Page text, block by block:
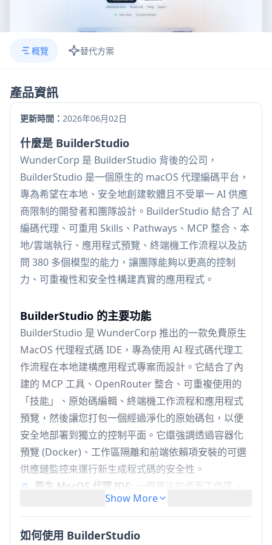
概覽 替代方案
產品資訊
更新時間： 2026年06月02日
什麼是 BuilderStudio
WunderCorp 是 BuilderStudio 背後的公司，
BuilderStudio 是一個原生的 macOS 代理編碼平台，
專為希望在本地、安全地創建軟體且不受單一 AI 供應
商限制的開發者和團隊設計。BuilderStudio 結合了 AI
編碼代理、可重用 Skills、Pathways、MCP 整合、本
地/雲端執行、應用程式預覽、終端機工作流程以及訪
問 380 多個模型的能力，讓團隊能夠以更高的控制
力、可重複性和安全性構建真實的應用程式。
BuilderStudio 的主要功能
BuilderStudio 是 WunderCorp 推出的一款免費原生
MacOS 代理程式碼 IDE，專為使用 AI 程式碼代理工
作流程在本地建構應用程式專案而設計。它結合了內
建的 MCP 工具、OpenRouter 整合、可重複使用的
「技能」、原始碼編輯、終端機工作流程和應用程式
預覽，然後讓您打包一個經過淨化的原始碼包，以便
安全地部署到獨立的控制平面。它還強調透過容器化
預覽 (Docker)、工作區隔離和前端依賴項安裝的可選
供應鏈監控來運行新生成程式碼的安全性。
原生 MacOS 代理 IDE:
一個專注的桌面工作區，
用於透過本地原始碼編輯、導航和針對 AI 輔助建
構優化的 VS Code 風格開發循環，從想法轉變為工
作產品。
Show More
如何使用 BuilderStudio